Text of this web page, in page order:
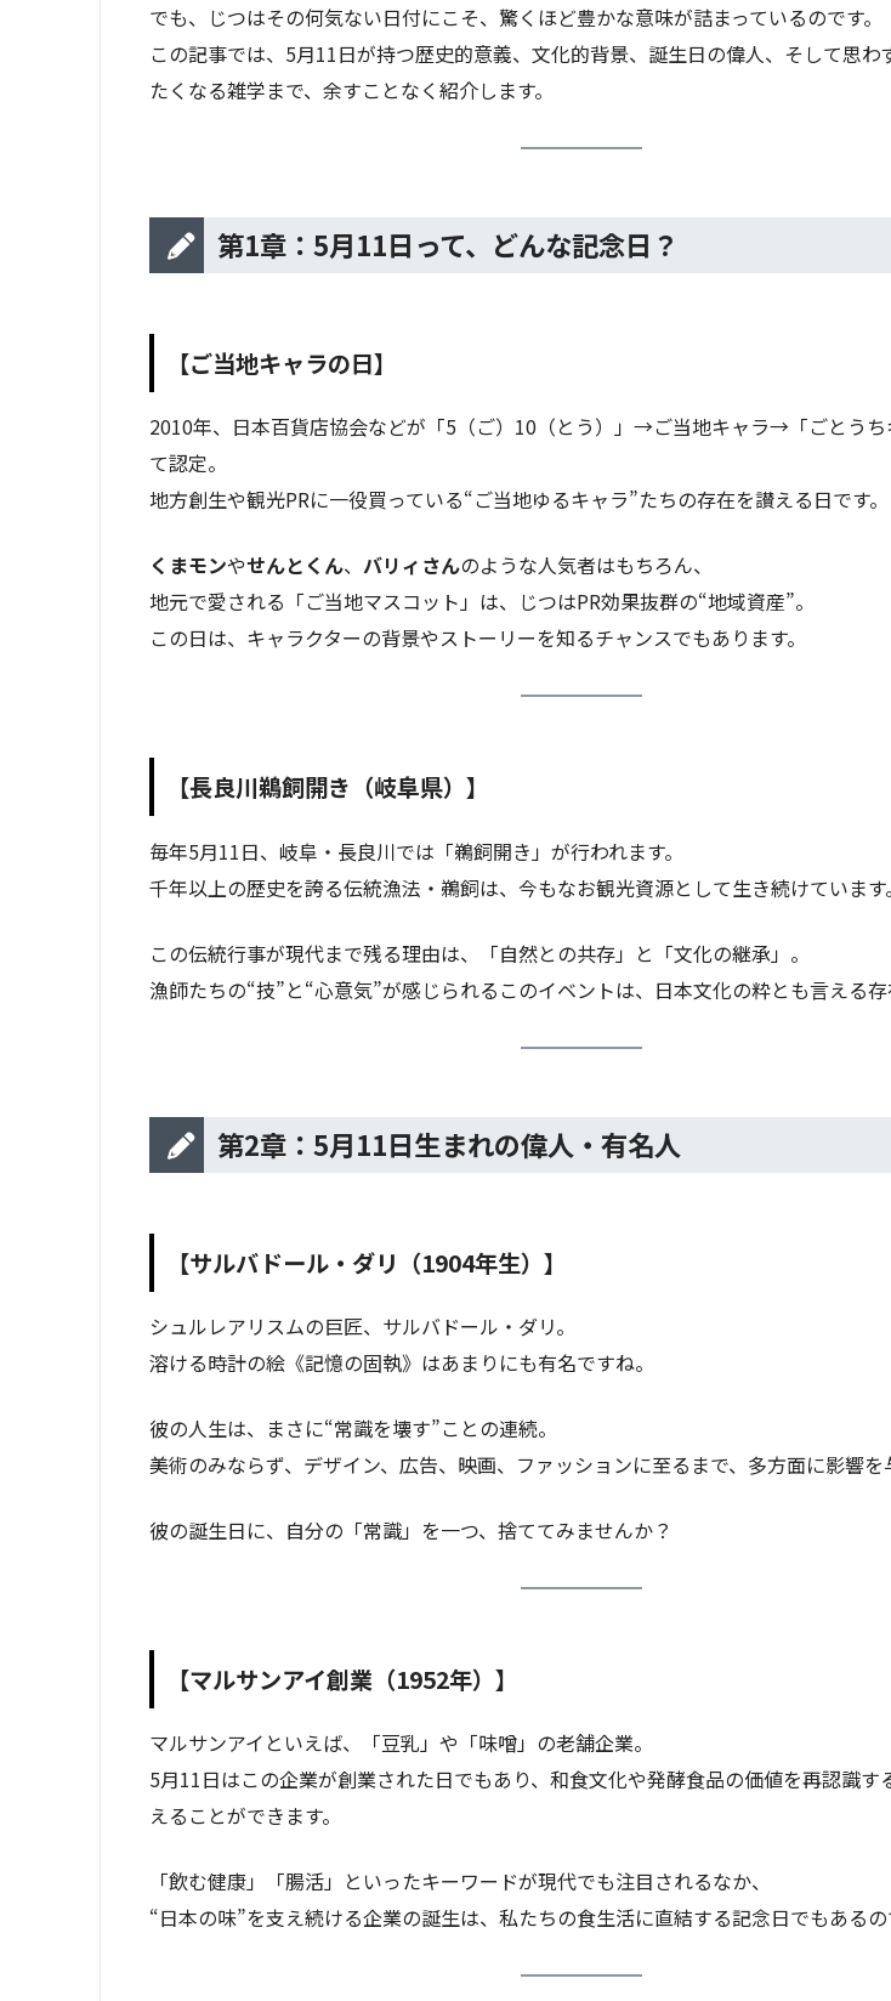
でも、じつはその何気ない日付にこそ、驚くほど豊かな意味が詰まっているのです。
この記事では、5月11日が持つ歴史的意義、文化的背景、誕生日の偉人、そして思わ
たくなる雑学まで、余すことなく紹介します。
第1章：5月11日って、どんな記念日？
【ご当地キャラの日】
2010年、日本百貨店協会などが「5（ご）10（とう）」→ご当地キャラ→「ごとうち
て認定。
地方創生や観光PRに一役買っている“ご当地ゆるキャラ”たちの存在を讃える日です。
くまモンやせんとくん、 バリィさんのような人気者はもちろん、
地元で愛される「ご当地マスコット」は、じつはPR効果抜群の“地域資産”。
この日は、キャラクターの背景やストーリーを知るチャンスでもあります。
【長良川鵜飼開き（岐阜県）】
毎年5月11日、岐阜・長良川では「鵜飼開き」が行われます。
千年以上の歴史を誇る伝統漁法・鵜飼は、今もなお観光資源として生き続けています。
この伝統行事が現代まで残る理由は、「自然との共存」と「文化の継承」。
漁師たちの“技”と“心意気”が感じられるこのイベントは、日本文化の粋とも言える存
第2章：5月11日生まれの偉人・有名人
【サルバドール・ダリ（1904年生）】
シュルレアリスムの巨匠、サルバドール・ダリ。
溶ける時計の絵《記憶の固執》はあまりにも有名ですね。
彼の人生は、まさに“常識を壊す”ことの連続。
美術のみならず、デザイン、広告、映画、ファッションに至るまで、多方面に影響を
彼の誕生日に、自分の「常識」を一つ、捨ててみませんか？
【マルサンアイ創業（1952年）】
マルサンアイといえば、「豆乳」や「味噌」の老舗企業。
5月11日はこの企業が創業された日でもあり、和食文化や発酵食品の価値を再認識す
えることができます。
「飲む健康」「腸活」といったキーワードが現代でも注目されるなか、
“日本の味”を支え続ける企業の誕生は、私たちの食生活に直結する記念日でもあるの